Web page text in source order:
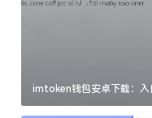
imtoken钱包安卓下载：入